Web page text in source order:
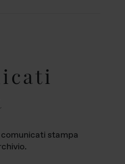
stampa